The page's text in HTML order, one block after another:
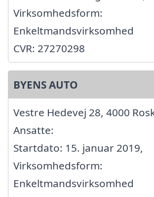
Virksomhedsform:
Enkeltmandsvirksomhed
CVR: 27270298
BYENS AUTO
Vestre Hedevej 28, 4000
Ansatte:
Startdato: 15. januar 2019,
Virksomhedsform:
Enkeltmandsvirksomhed